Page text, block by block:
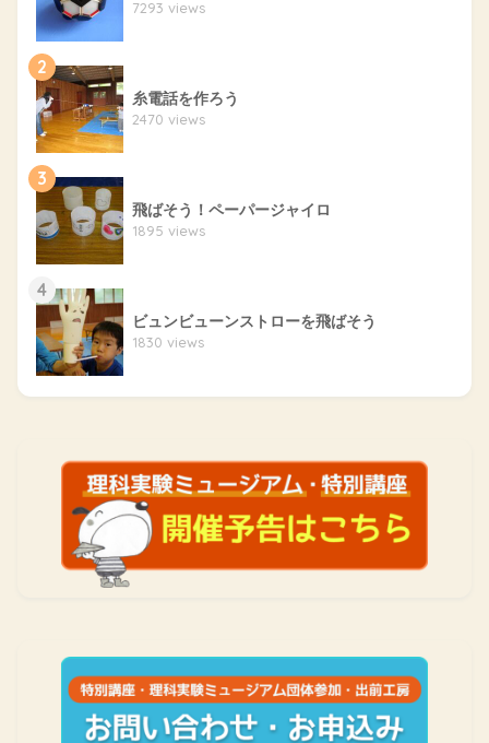
7293 views
2
糸電話を作ろう
2470 views
3
飛ばそう！ペーパージャイロ
1895 views
4
ビュンビューンストローを飛ばそう
1830 views